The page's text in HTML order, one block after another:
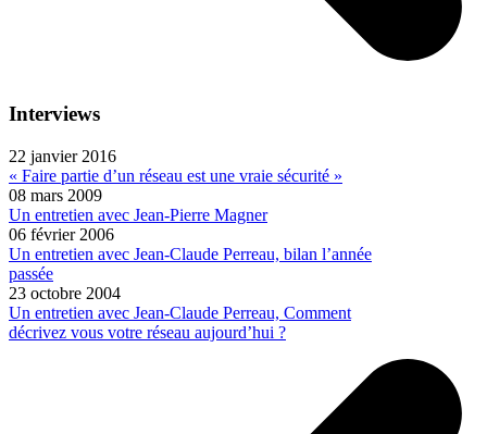
Interviews
22 janvier 2016
« Faire partie d’un réseau est une vraie sécurité »
08 mars 2009
Un entretien avec Jean-Pierre Magner
06 février 2006
Un entretien avec Jean-Claude Perreau, bilan l’année
passée
23 octobre 2004
Un entretien avec Jean-Claude Perreau, Comment
décrivez vous votre réseau aujourd’hui ?